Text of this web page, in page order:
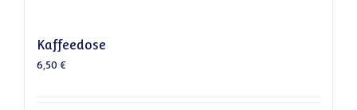
Kaffeedose
6,50 €